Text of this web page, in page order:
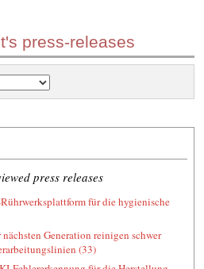
press-releases
press releases
für die hygienische
Generation reinigen schwer
(33)